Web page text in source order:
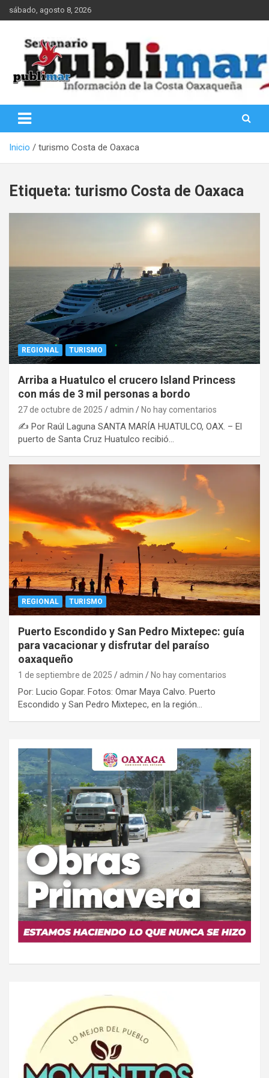
Saltar
al
sábado, agosto 8, 2026
PubliMar
Inicio turismo Costa de Oaxaca
Etiqueta: turismo Costa de Oaxaca
REGIONAL TURISMO
Arriba a Huatulco el crucero Island Princess
con más de 3 mil personas a bordo
27 de octubre de 2025 admin No hay comentarios
✍️ Por Raúl Laguna SANTA MARÍA HUATULCO, OAX. – El
puerto de Santa Cruz Huatulco recibió…
REGIONAL TURISMO
Puerto Escondido y San Pedro Mixtepec: guía
para vacacionar y disfrutar del paraíso
oaxaqueño
1 de septiembre de 2025 admin No hay comentarios
Por: Lucio Gopar. Fotos: Omar Maya Calvo. Puerto
Escondido y San Pedro Mixtepec, en la región…